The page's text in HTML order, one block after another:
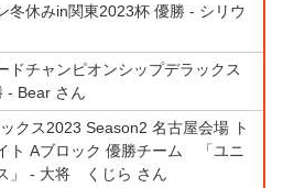
冬休みin関東2023杯 優勝 - シリウ
ドチャンピオンシップデラックス
- Bear さん
クス2023 Season2 名古屋会場 ト
ト Aブロック 優勝チーム 「ユニ
」 - 大将 くじら さん